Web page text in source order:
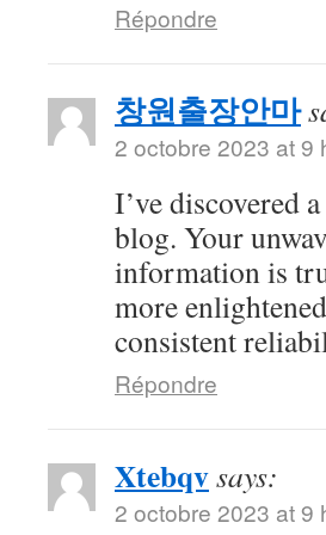
Répondre
창원출장안마
2 octobre 2023 at 9
I’ve discovered
blog. Your
information is
more
consistent
Répondre
Xtebqvsays:
2 octobre 2023 at 9